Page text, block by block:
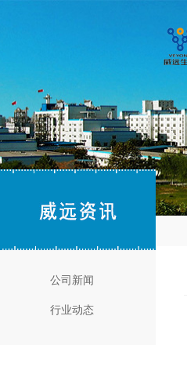
公司新闻
行业动态